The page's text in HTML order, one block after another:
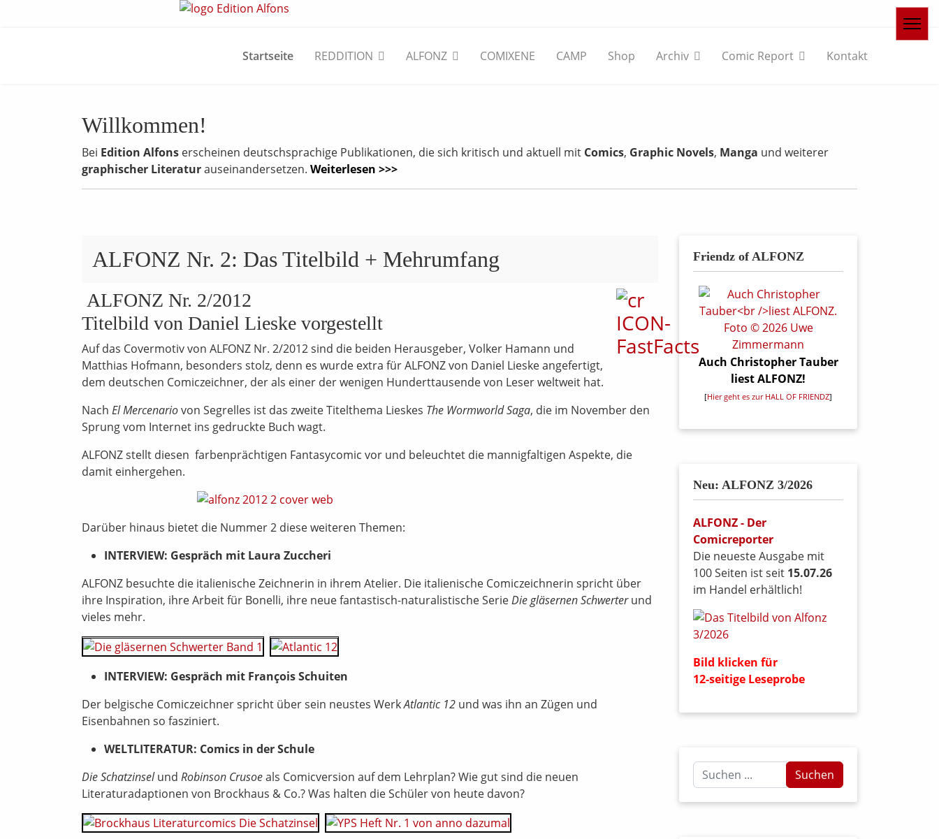
Startseite REDDITION ALFONZ COMIXENE CAMP Shop Archiv Comic Report Kontakt
Willkommen!
Bei Edition Alfons erscheinen deutschsprachige Publikationen, die sich kritisch und aktuell mit Comics, Graphic Novels, Manga und weiterer
graphischer Literaturauseinandersetzen. Weiterlesen >>>
ALFONZ Nr. 2: Das Titelbild + Mehrumfang
ALFONZ Nr. 2/2012
Titelbild von Daniel Lieske vorgestellt
Auf das Covermotiv von ALFONZ Nr. 2/2012 sind die beiden Herausgeber, Volker Hamann und
Matthias Hofmann, besonders stolz, denn es wurde extra für ALFONZ von Daniel Lieske angefertigt,
dem deutschen Comiczeichner, der als einer der wenigen Hunderttausende von Leser weltweit hat.
Nach El Mercenariovon Segrelles ist das zweite Titelthema Lieskes The Wormworld Saga, die im November den
Sprung vom Internet ins gedruckte Buch wagt.
ALFONZ stellt diesen farbenprächtigen Fantasycomic vor und beleuchtet die mannigfaltigen Aspekte, die
damit einhergehen.
Darüber hinaus bietet die Nummer 2 diese weiteren Themen:
INTERVIEW: Gespräch mit Laura Zuccheri
ALFONZ besuchte die italienische Zeichnerin in ihrem Atelier. Die italienische Comiczeichnerin spricht über
ihre Inspiration, ihre Arbeit für Bonelli, ihre neue fantastisch-naturalistische SerieDie gläsernen Schwerterund
vieles mehr.
INTERVIEW: Gespräch mit François Schuiten
Der belgische Comiczeichner spricht über sein neustes WerkAtlantic 12 und was ihn an Zügen und
Eisenbahnen so fasziniert.
WELTLITERATUR: Comics in der Schule
Die Schatzinselund Robinson Crusoeals Comicversion auf dem Lehrplan? Wie gut sind die neuen
Literaturadaptionen von Brockhaus & Co.? Was halten die Schüler von heute davon?
Friendz of ALFONZ
Auch Christopher Tauber
liest ALFONZ!
[Hier geht es zur HALL OF FRIENDZ]
Neu: ALFONZ 3/2026
ALFONZ - Der
Comicreporter
Die neueste Ausgabe mit
100 Seiten ist seit 15.07.26
im Handel erhältlich!
Bild klicken für
12-seitige Leseprobe
Suchen
...
Suchen